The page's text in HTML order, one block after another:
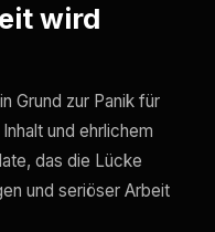
wird
Grund zur Panik für
und ehrlichem
das die Lücke
und seriöser Arbeit